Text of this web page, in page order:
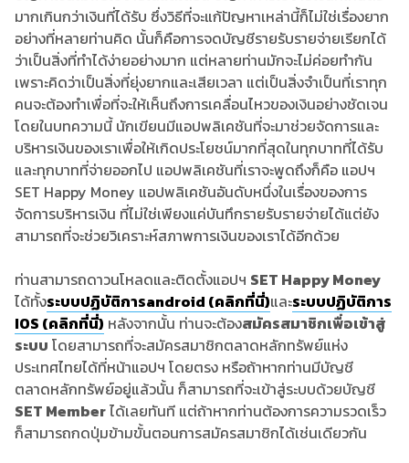
ท่านสามารถดาวนโหลดและติดตั้งแอปฯ SET Happy Money
ได้ทั้งระบบปฏิบัติการandroid (คลิกที่นี่)และระบบปฏิบัติการ
IOS (คลิกที่นี่) หลังจากนั้น ท่านจะต้องสมัครสมาชิกเพื่อเข้าสู่
ระบบ โดยสามารถที่จะสมัครสมาชิกตลาดหลักทรัพย์แห่ง
ประเทศไทยได้ที่หน้าแอปฯ โดยตรง หรือถ้าหากท่านมีบัญชี
ตลาดหลักทรัพย์อยู่แล้วนั้น ก็สามารถที่จะเข้าสู่ระบบด้วยบัญชี
SET Memberได้เลยทันที แต่ถ้าหากท่านต้องการความรวดเร็ว
ก็สามารถกดปุ่มข้ามขั้นตอนการสมัครสมาชิกได้เช่นเดียวกัน